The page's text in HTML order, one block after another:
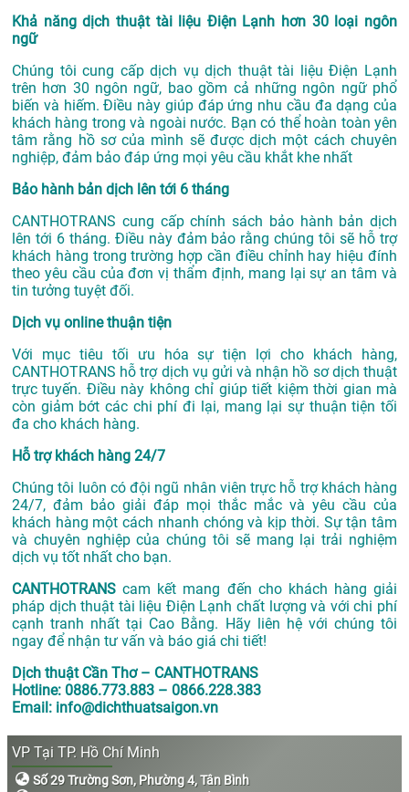
Khả năng dịch thuật tài liệu Điện Lạnh hơn 30 loại ngôn
ngữ
Chúng tôi cung cấp dịch vụ dịch thuật tài liệu Điện Lạnh
trên hơn 30 ngôn ngữ, bao gồm cả những ngôn ngữ phổ
biến và hiếm. Điều này giúp đáp ứng nhu cầu đa dạng của
khách hàng trong và ngoài nước. Bạn có thể hoàn toàn yên
tâm rằng hồ sơ của mình sẽ được dịch một cách chuyên
nghiệp, đảm bảo đáp ứng mọi yêu cầu khắt khe nhất
Bảo hành bản dịch lên tới 6 tháng
CANTHOTRANS cung cấp chính sách bảo hành bản dịch
lên tới 6 tháng. Điều này đảm bảo rằng chúng tôi sẽ hỗ trợ
khách hàng trong trường hợp cần điều chỉnh hay hiệu đính
theo yêu cầu của đơn vị thẩm định, mang lại sự an tâm và
tin tưởng tuyệt đối.
Dịch vụ online thuận tiện
Với mục tiêu tối ưu hóa sự tiện lợi cho khách hàng,
CANTHOTRANS hỗ trợ dịch vụ gửi và nhận hồ sơ dịch thuật
trực tuyến. Điều này không chỉ giúp tiết kiệm thời gian mà
còn giảm bớt các chi phí đi lại, mang lại sự thuận tiện tối
đa cho khách hàng.
Hỗ trợ khách hàng 24/7
Chúng tôi luôn có đội ngũ nhân viên trực hỗ trợ khách hàng
24/7, đảm bảo giải đáp mọi thắc mắc và yêu cầu của
khách hàng một cách nhanh chóng và kịp thời. Sự tận tâm
và chuyên nghiệp của chúng tôi sẽ mang lại trải nghiệm
dịch vụ tốt nhất cho bạn.
CANTHOTRANS cam kết mang đến cho khách hàng giải
pháp dịch thuật tài liệu Điện Lạnh chất lượng và với chi phí
cạnh tranh nhất tại Cao Bằng. Hãy liên hệ với chúng tôi
ngay để nhận tư vấn và báo giá chi tiết!
Dịch thuật Cần Thơ – CANTHOTRANS
Hotline: 0886.773.883 – 0866.228.383
Email: info@dichthuatsaigon.vn
VP Tại TP. Hồ Chí Minh
Số 29 Trường Sơn, Phường 4, Tân Bình